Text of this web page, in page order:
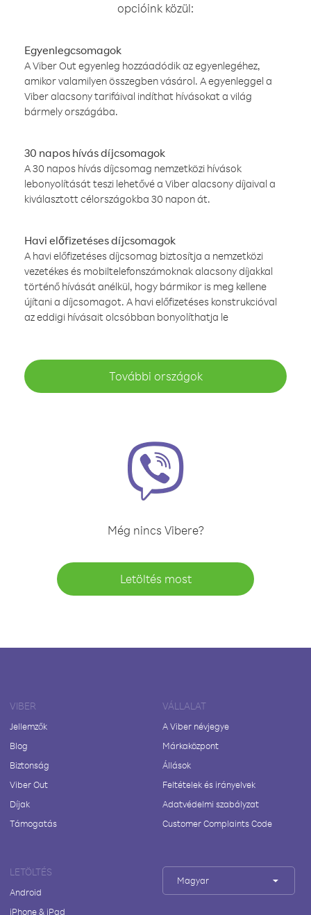
opcióink közül:
Egyenlegcsomagok
A Viber Out egyenleg hozzáadódik az egyenlegéhez,
amikor valamilyen összegben vásárol. A egyenleggel a
Viber alacsony tarifáival indíthat hívásokat a világ
bármely országába.
30 napos hívás díjcsomagok
A 30 napos hívás díjcsomag nemzetközi hívások
lebonyolítását teszi lehetővé a Viber alacsony díjaival a
kiválasztott célországokba 30 napon át.
Havi előfizetéses díjcsomagok
A havi előfizetéses díjcsomag biztosítja a nemzetközi
vezetékes és mobiltelefonszámoknak alacsony díjakkal
történő hívását anélkül, hogy bármikor is meg kellene
újítani a díjcsomagot. A havi előfizetéses konstrukcióval
az eddigi hívásait olcsóbban bonyolíthatja le
További országok
Még nincs Vibere?
Letöltés most
VIBER
Jellemzők
Blog
Biztonság
Viber Out
Díjak
Támogatás
VÁLLALAT
A Viber névjegye
Márkaközpont
Állások
Feltételek és irányelvek
Adatvédelmi szabályzat
Customer Complaints Code
LETÖLTÉS
Android
iPhone & iPad
Magyar